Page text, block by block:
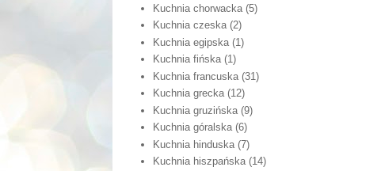
Kuchnia chorwacka (5)
Kuchnia czeska (2)
Kuchnia egipska (1)
Kuchnia fińska (1)
Kuchnia francuska (31)
Kuchnia grecka (12)
Kuchnia gruzińska (9)
Kuchnia góralska (6)
Kuchnia hinduska (7)
Kuchnia hiszpańska (14)